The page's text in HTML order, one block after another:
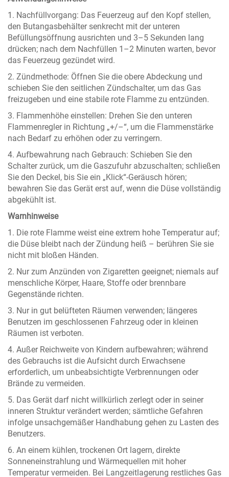
1. Nachfüllvorgang: Das Feuerzeug auf den Kopf stellen,
den Butangasbehälter senkrecht mit der unteren
Befüllungsöffnung ausrichten und 3–5 Sekunden lang
drücken; nach dem Nachfüllen 1–2 Minuten warten, bevor
das Feuerzeug gezündet wird.
2. Zündmethode: Öffnen Sie die obere Abdeckung und
schieben Sie den seitlichen Zündschalter, um das Gas
freizugeben und eine stabile rote Flamme zu entzünden.
3. Flammenhöhe einstellen: Drehen Sie den unteren
Flammenregler in Richtung „+/–“, um die Flammenstärke
nach Bedarf zu erhöhen oder zu verringern.
4. Aufbewahrung nach Gebrauch: Schieben Sie den
Schalter zurück, um die Gaszufuhr abzuschalten; schließen
Sie den Deckel, bis Sie ein „Klick“-Geräusch hören;
bewahren Sie das Gerät erst auf, wenn die Düse vollständig
abgekühlt ist.
Warnhinweise
1. Die rote Flamme weist eine extrem hohe Temperatur auf;
die Düse bleibt nach der Zündung heiß – berühren Sie sie
nicht mit bloßen Händen.
2. Nur zum Anzünden von Zigaretten geeignet; niemals auf
menschliche Körper, Haare, Stoffe oder brennbare
Gegenstände richten.
3. Nur in gut belüfteten Räumen verwenden; längeres
Benutzen im geschlossenen Fahrzeug oder in kleinen
Räumen ist verboten.
4. Außer Reichweite von Kindern aufbewahren; während
des Gebrauchs ist die Aufsicht durch Erwachsene
erforderlich, um unbeabsichtigte Verbrennungen oder
Brände zu vermeiden.
5. Das Gerät darf nicht willkürlich zerlegt oder in seiner
inneren Struktur verändert werden; sämtliche Gefahren
infolge unsachgemäßer Handhabung gehen zu Lasten des
Benutzers.
6. An einem kühlen, trockenen Ort lagern, direkte
Sonneneinstrahlung und Wärmequellen mit hoher
Temperatur vermeiden. Bei Langzeitlagerung restliches Gas